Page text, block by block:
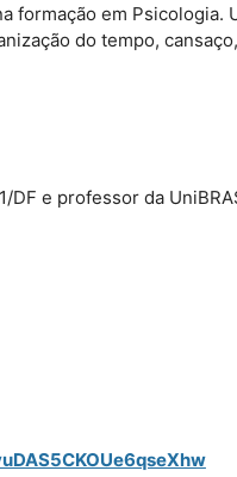
formação em Psicologia.
do tempo,
DF e professor da